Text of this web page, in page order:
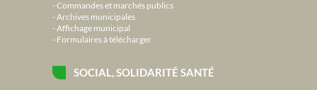
Commandes et marchés publics
Archives municipales
Affichage municipal
Formulaires à télécharger
SOCIAL, SOLIDARITÉ SANTÉ